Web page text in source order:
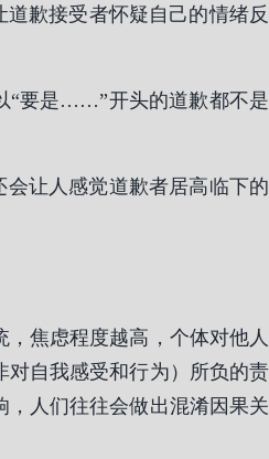
道歉接受者怀疑自己的情绪反
“要是……”开头的道歉都不是
让人感觉道歉者居高临下的
，焦虑程度越高，个体对他人
对自我感受和行为）所负的责
，人们往往会做出混淆因果关